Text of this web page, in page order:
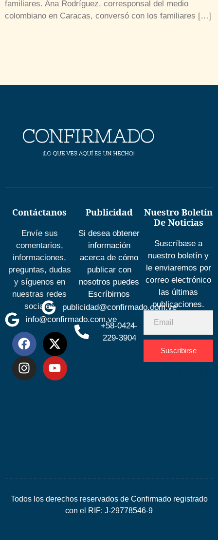
familiares. Ana Rodríguez, corresponsal del medio
colombiano en Caracas, conversó con los familiares […]
Contáctanos
Envíe sus
comentarios,
informaciones,
preguntas, dudas
y síguenos en
nuestras redes
sociales
info@confirmado.com.ve
Publicidad
Si desea obtener
información
acerca de cómo
publicar con
nosotros puedes
Escríbirnos
publicidad@confirmado.com.ve
+58-0424-
229-3904
Nuestro Boletín
De Noticias
Suscríbase a
nuestro boletín y
le enviaremos por
correo electrónico
las últimas
publicaciones.
Suscribirse
Todos los derechos reservados de Confirmado registrado
con el RIF: J-29778546-9